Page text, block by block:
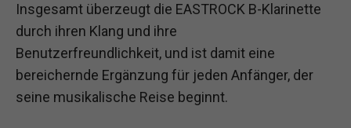
Insgesamt überzeugt die EASTROCK B-Klarinette
durch ihren Klang und ihre
Benutzerfreundlichkeit, und ist damit eine
bereichernde Ergänzung für jeden Anfänger, der
seine musikalische Reise beginnt.